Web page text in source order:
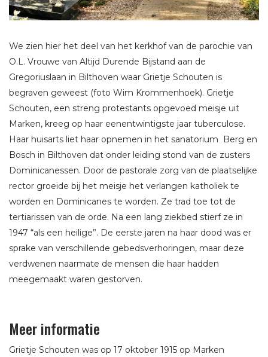
We zien hier het deel van het kerkhof van de parochie van
O.L. Vrouwe van Altijd Durende Bijstand aan de
Gregoriuslaan in Bilthoven waar Grietje Schouten is
begraven geweest (foto Wim Krommenhoek). Grietje
Schouten, een streng protestants opgevoed meisje uit
Marken, kreeg op haar eenentwintigste jaar tuberculose.
Haar huisarts liet haar opnemen in het sanatorium Berg en
Bosch in Bilthoven dat onder leiding stond van de zusters
Dominicanessen. Door de pastorale zorg van de plaatselijke
rector groeide bij het meisje het verlangen katholiek te
worden en Dominicanes te worden. Ze trad toe tot de
tertiarissen van de orde. Na een lang ziekbed stierf ze in
1947 “als een heilige”. De eerste jaren na haar dood was er
sprake van verschillende gebedsverhoringen, maar deze
verdwenen naarmate de mensen die haar hadden
meegemaakt waren gestorven.
Meer informatie
Grietje Schouten was op 17 oktober 1915 op Marken